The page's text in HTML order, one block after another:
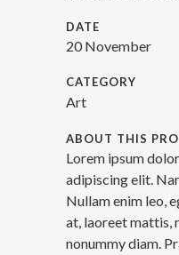
DATE
20 November
CATEGORY
Art
ABOUT THIS
Lorem ipsum
adipiscing elit.
Nullam enim leo,
at, laoreet mattis,
nonummy diam.